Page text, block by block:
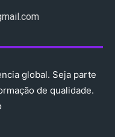
global. Seja parte
de qualidade.